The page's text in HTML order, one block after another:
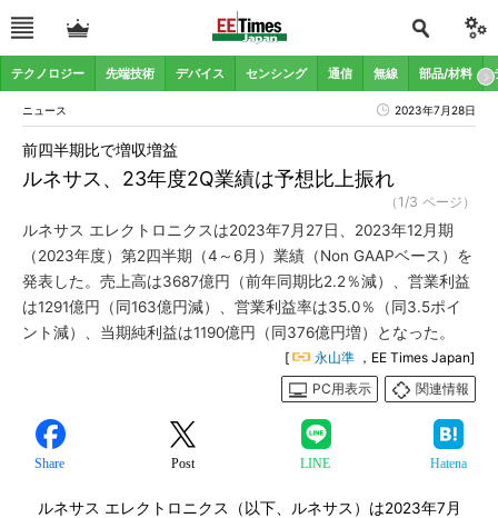
テクノロジー 先端技術 デバイス センシング 通信 無線 部品/材料
ニュース 2023年7月28日
ルネサス、23年度2Q業績は予想比上振れ
前四半期比で増収増益
（1/3 ページ）
ルネサス エレクトロニクスは2023年7月27日、2023年12月期
（2023年度）第2四半期（4～6月）業績（Non GAAPベース）を
発表した。売上高は3687億円（前年同期比2.2％減）、営業利益
は1291億円（同163億円減）、営業利益率は35.0％（同3.5ポイ
ント減）、当期純利益は1190億円（同376億円増）となった。
[ 永山準 ，EE Times Japan]
PC用表示
関連情報
Share Post LINE Hatena
ルネサス エレクトロニクス（以下、ルネサス）は2023年7月